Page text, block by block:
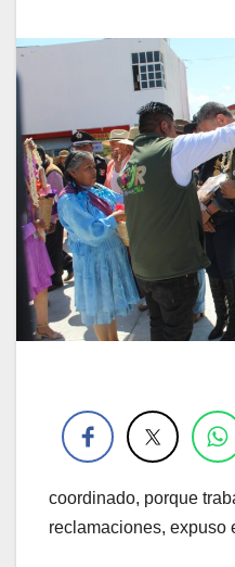
coordinado, porque
reclamaciones, expuso